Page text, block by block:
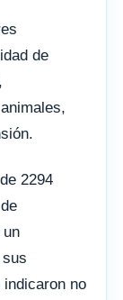
de
2294
no